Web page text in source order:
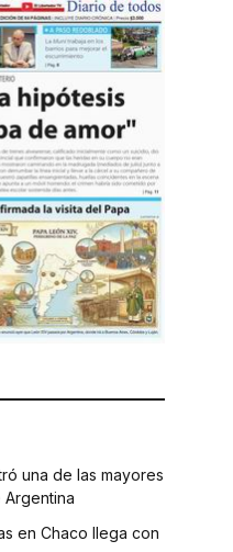
una de las mayores
en Chaco llega con